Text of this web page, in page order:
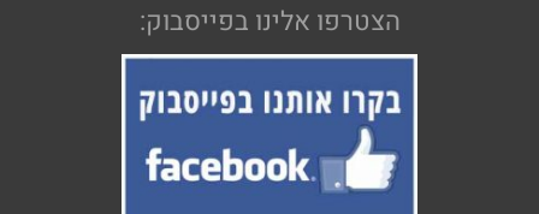
הצטרפו אלינו בפייסבוק: